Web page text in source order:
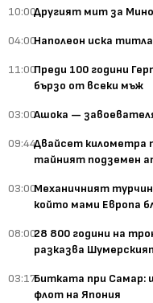
10:00Другият мит за
04:00Наполеон иска
11:00Преди 100 години
бързо от всеки мъж
03:00Ашока —
09:44Двайсет километра
тайният подземен
03:00Механичният
който мами Европа
08:0028 800 години на
разказва
03:17Битката при Самар:
флот на Япония